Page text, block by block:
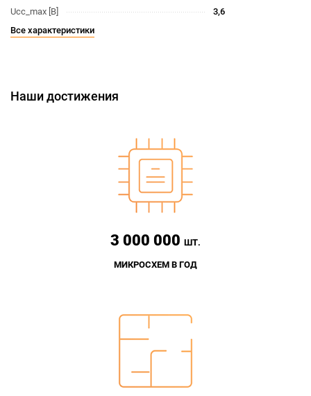
Ucc_max [В]
3,6
Все характеристики
Наши достижения
3 000 000 ШТ.
МИКРОСХЕМ В ГОД